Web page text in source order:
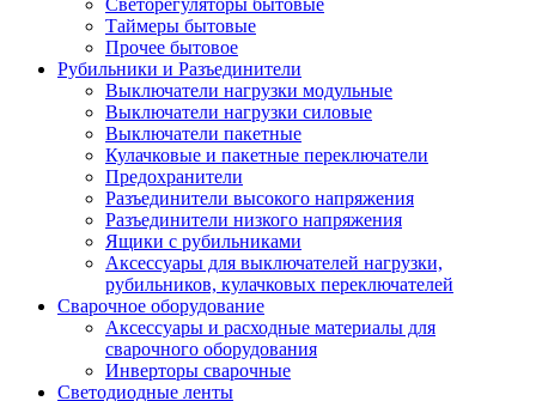
Светорегуляторы бытовые
Таймеры бытовые
Прочее бытовое
Рубильники и Разъединители
Выключатели нагрузки модульные
Выключатели нагрузки силовые
Выключатели пакетные
Кулачковые и пакетные переключатели
Предохранители
Разъединители высокого напряжения
Разъединители низкого напряжения
Ящики с рубильниками
Аксессуары для выключателей нагрузки,
рубильников, кулачковых переключателей
Сварочное оборудование
Аксессуары и расходные материалы для
сварочного оборудования
Инверторы сварочные
Светодиодные ленты